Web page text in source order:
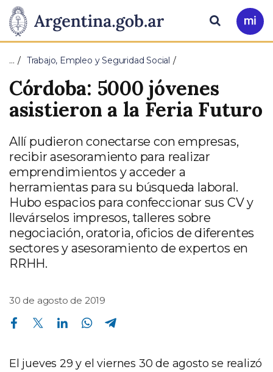
Presidencia
de
la
Nación
Pasar al contenido principal
Ir
a
Buscar
… Trabajo, Empleo y Seguridad Social
Córdoba: 5000 jóvenes
asistieron a la Feria Futuro
Allí pudieron conectarse con empresas,
recibir asesoramiento para realizar
emprendimientos y acceder a
herramientas para su búsqueda laboral.
Hubo espacios para confeccionar sus CV y
llevárselos impresos, talleres sobre
negociación, oratoria, oficios de diferentes
sectores y asesoramiento de expertos en
RRHH.
30 de agosto de 2019
Compartir en Facebook Compartir en Twitter Compartir en Linkedin Compartir en Whatsapp
El jueves 29 y el viernes 30 de agosto se realizó